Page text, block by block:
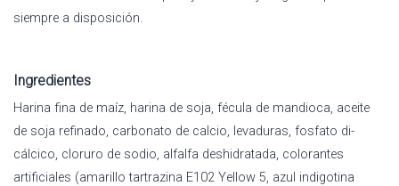
siempre a disposición.
Ingredientes
Harina fina de maíz, harina de soja, fécula de mandioca, aceite
de soja refinado, carbonato de calcio, levaduras, fosfato di-
cálcico, cloruro de sodio, alfalfa deshidratada, colorantes
artificiales (amarillo tartrazina E102 Yellow 5, azul indigotina